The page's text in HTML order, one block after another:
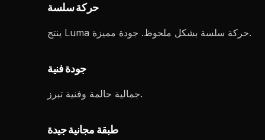
حركة سلسة
ينتج Luma حركة سلسة بشكل ملحوظ. جودة مميزة.
جودة فنية
جمالية حالمة وفنية تبرز.
طبقة مجانية جيدة